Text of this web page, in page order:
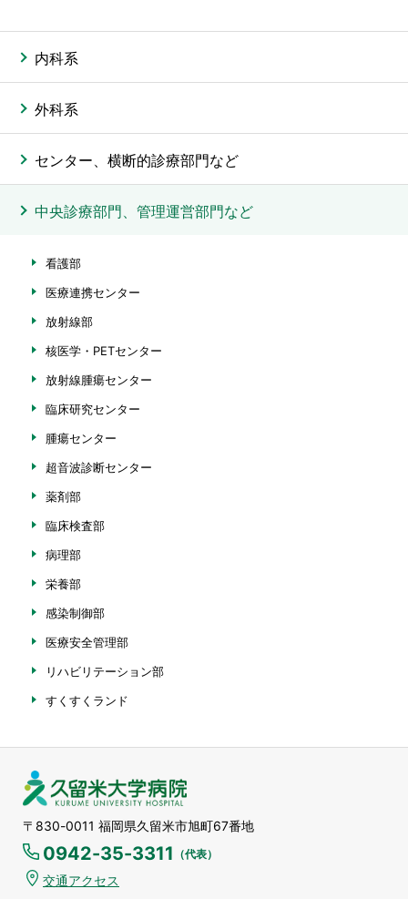
内科系
外科系
センター、横断的診療部門など
中央診療部門、管理運営部門など
看護部
医療連携センター
放射線部
核医学・PETセンター
放射線腫瘍センター
臨床研究センター
腫瘍センター
超音波診断センター
薬剤部
臨床検査部
病理部
栄養部
感染制御部
医療安全管理部
リハビリテーション部
すくすくランド
〒830-0011 福岡県久留米市旭町67番地
0942-35-3311 （代表）
交通アクセス